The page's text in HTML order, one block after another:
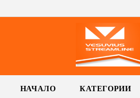
НАЧАЛО КАТЕГОРИИ